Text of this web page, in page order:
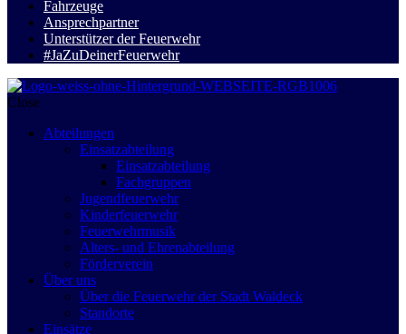
Fahrzeuge
Ansprechpartner
Unterstützer der Feuerwehr
#JaZuDeinerFeuerwehr
Close
Abteilungen
Einsatzabteilung
Einsatzabteilung
Fachgruppen
Jugendfeuerwehr
Kinderfeuerwehr
Feuerwehrmusik
Alters- und Ehrenabteilung
Förderverein
Über uns
Über die Feuerwehr der Stadt Waldeck
Standorte
Einsätze